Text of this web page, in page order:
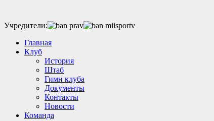
Учредители:
Главная
Клуб
История
Штаб
Гимн клуба
Документы
Контакты
Новости
Команда